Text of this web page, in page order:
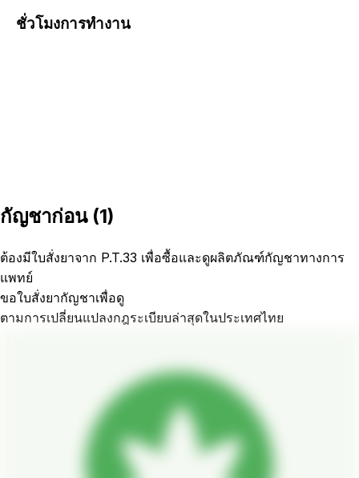
ชั่วโมงการทำงาน
กัญชาก่อน (1)
ต้องมีใบสั่งยาจาก P.T.33 เพื่อซื้อและดูผลิตภัณฑ์กัญชาทางการ
แพทย์
ขอใบสั่งยากัญชาเพื่อดู
ตามการเปลี่ยนแปลงกฎระเบียบล่าสุดในประเทศไทย